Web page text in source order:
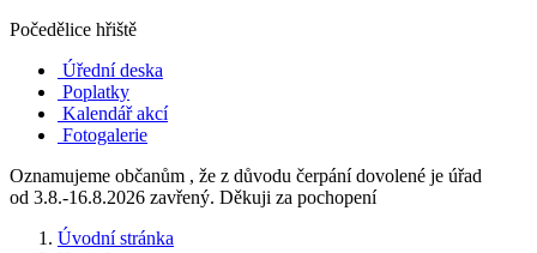
Počedělice hřiště
Úřední deska
Poplatky
Kalendář akcí
Fotogalerie
Oznamujeme občanům , že z důvodu čerpání dovolené je úřad
od 3.8.-16.8.2026 zavřený. Děkuji za pochopení
Úvodní stránka